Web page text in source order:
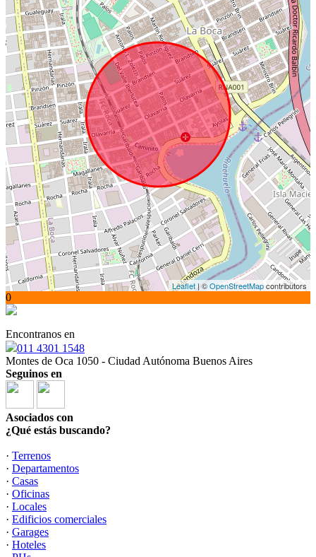
Leaflet | ©OpenStreetMapcontributors
0
Encontranos en
011 4301 1548
Montes de Oca 1050 - Ciudad Autónoma Buenos Aires
Seguinos en
Asociados con
¿Qué estás buscando?
· Terrenos
· Departamentos
· Casas
· Oficinas
· Locales
· Edificios comerciales
· Garages
· Hoteles